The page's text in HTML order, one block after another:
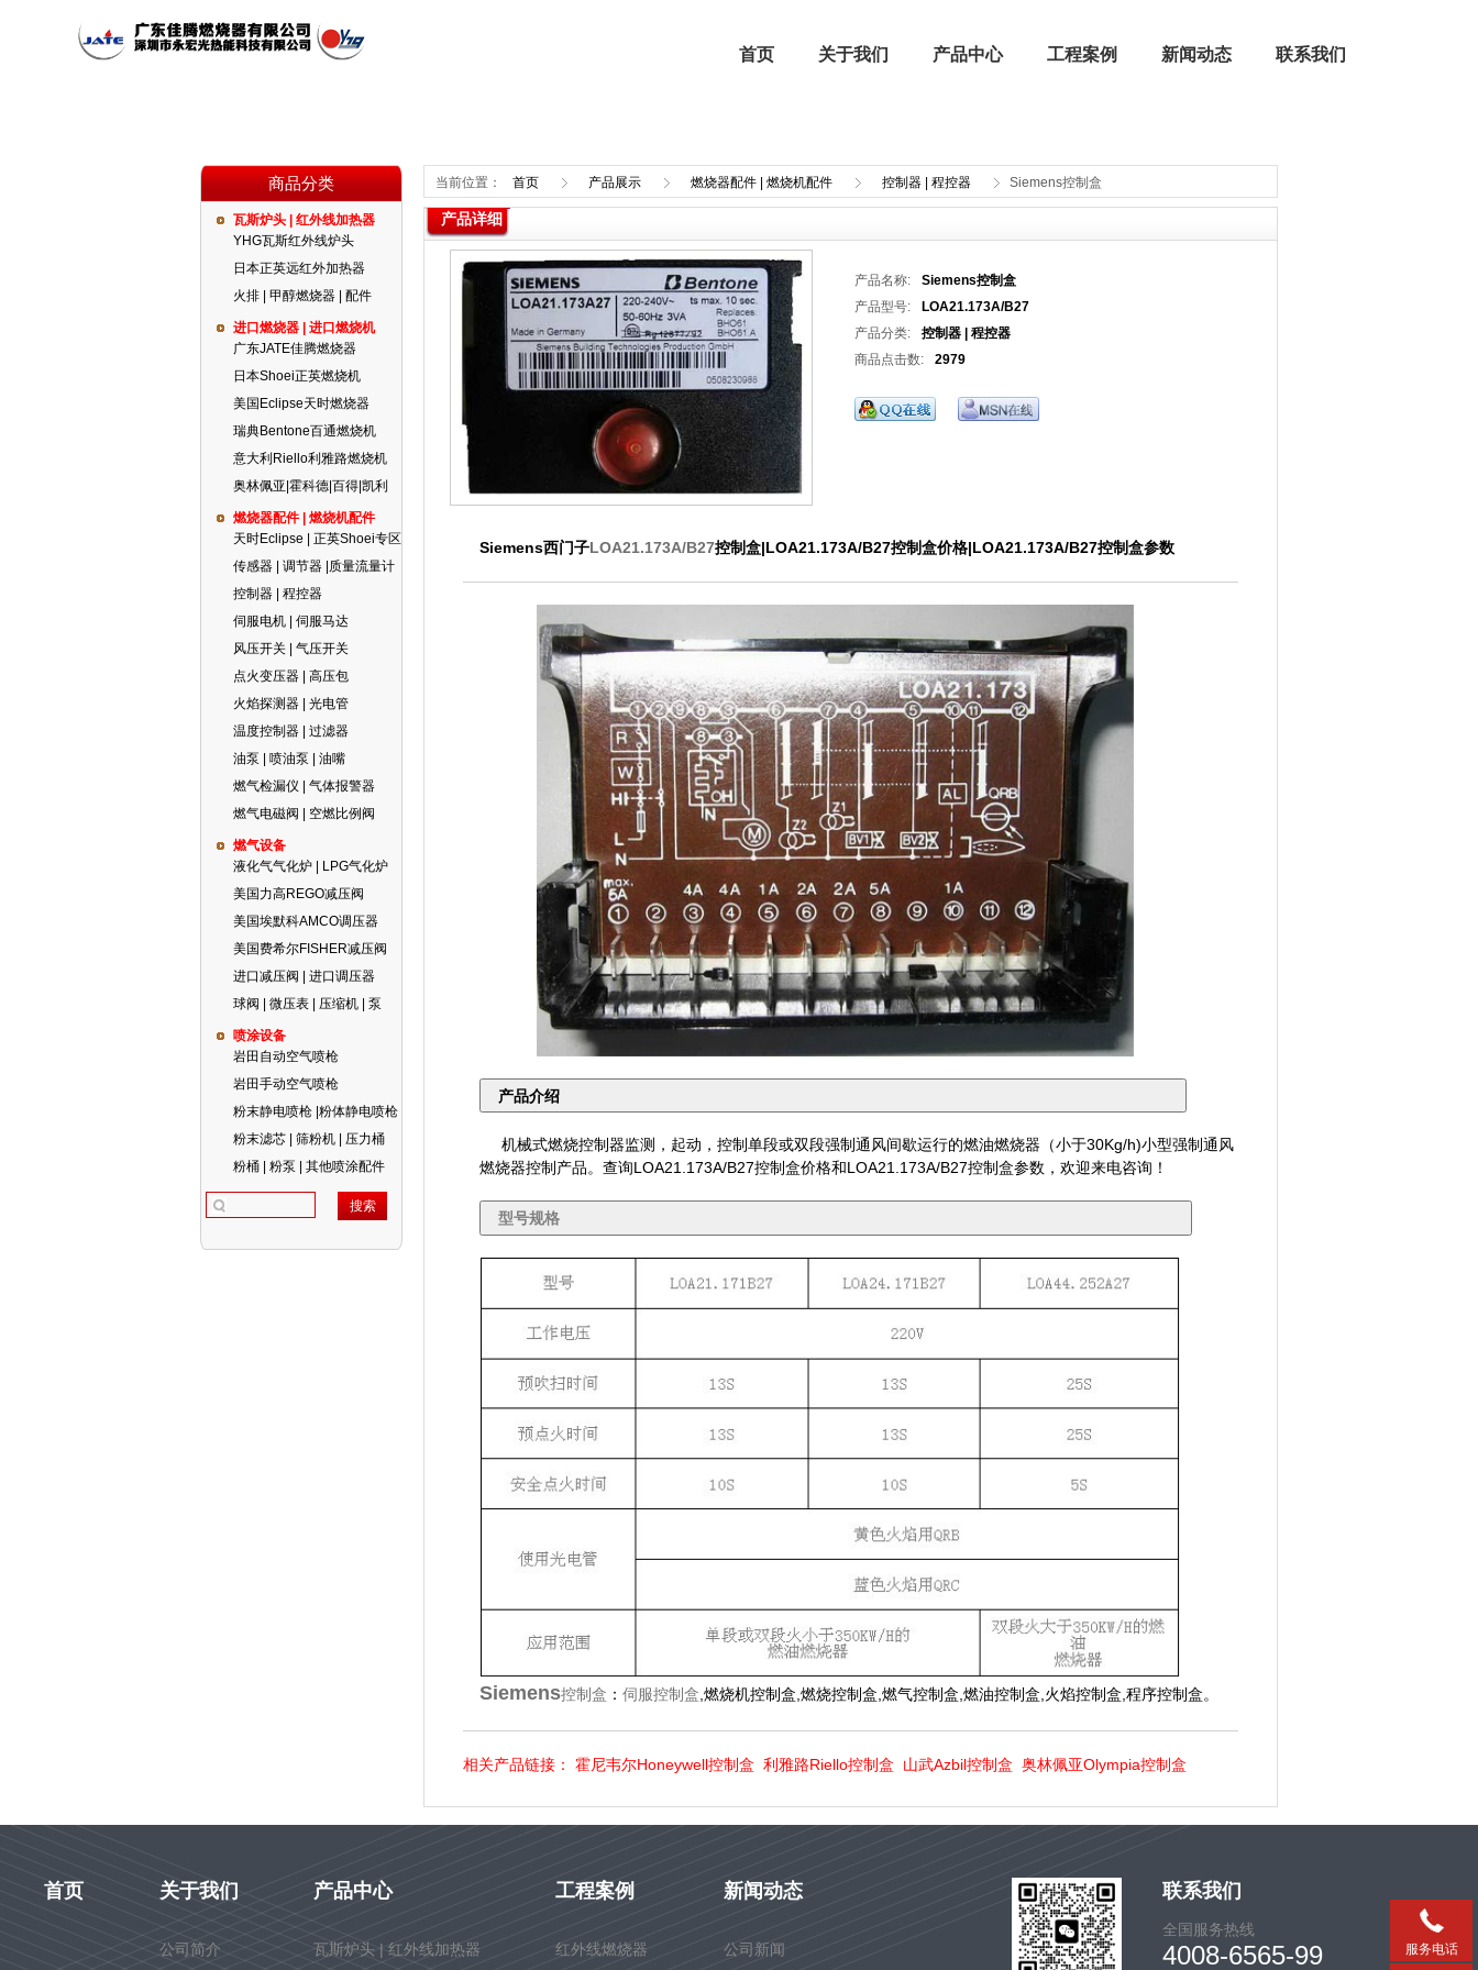
首页 关于我们
企业文化 公司荣誉
产品中心
瓦斯炉头 | 红外线加热器 进口燃烧器 | 进口燃烧机 燃烧器配件 | 燃烧机配件
喷涂设备
工程案例
强制气化器
新闻动态
行业新闻
联系我们
商品分类
瓦斯炉头 | 红外线加热器
YHG瓦斯红外线炉头
日本正英远红外加热器
火排 | 甲醇燃烧器 | 配件
进口燃烧器 | 进口燃烧机
广东JATE佳腾燃烧器
日本Shoei正英燃烧机
美国Eclipse天时燃烧器
瑞典Bentone百通燃烧机
意大利Riello利雅路燃烧机
奥林佩亚|霍科德|百得|凯利
燃烧器配件 | 燃烧机配件
天时Eclipse | 正英Shoei专区
传感器 | 调节器 |质量流量计
控制器 | 程控器
伺服电机 | 伺服马达
风压开关 | 气压开关
点火变压器 | 高压包
火焰探测器 | 光电管
温度控制器 | 过滤器
油泵 | 喷油泵 | 油嘴
燃气检漏仪 | 气体报警器
燃气电磁阀 | 空燃比例阀
燃气设备
液化气气化炉 | LPG气化炉
美国力高REGO减压阀
美国埃默科AMCO调压器
美国费希尔FISHER减压阀
进口减压阀 | 进口调压器
球阀 | 微压表 | 压缩机 | 泵
喷涂设备
岩田自动空气喷枪
岩田手动空气喷枪
粉末静电喷枪 |粉体静电喷枪
粉末滤芯 | 筛粉机 | 压力桶
粉桶 | 粉泵 | 其他喷涂配件
当前位置： 首页 产品展示 燃烧器配件 | 燃烧机配件 控制器 | 程控器 Siemens控制盒
产品详细
产品名称:
Siemens控制盒
产品型号:
LOA21.173A/B27
产品分类:
控制器 | 程控器
商品点击数:
2979
Siemens西门子LOA21.173A/B27控制盒|LOA21.173A/B27控制盒价格|LOA21.173A/B27控制盒参数
产品介绍
机械式燃烧控制器监测，起动，控制单段或双段强制通风间歇运行的燃油燃烧器（小于30Kg/h)小型强制通风
燃烧器控制产品。查询LOA21.173A/B27控制盒价格和LOA21.173A/B27控制盒参数，欢迎来电咨询！
型号规格
Siemens控制盒 ： 伺服控制盒 ,燃烧机控制盒,燃烧控制盒,燃气控制盒,燃油控制盒,火焰控制盒,程序控制盒。
相关产品链接： 霍尼韦尔Honeywell控制盒 利雅路Riello控制盒 山武Azbil控制盒 奥林佩亚Olympia控制盒
首页 关于我们
公司简介
产品中心
瓦斯炉头 | 红外线加热器
工程案例
红外线燃烧器
新闻动态
公司新闻
联系我们
全国服务热线
4008-6565-99 服务电话